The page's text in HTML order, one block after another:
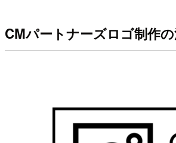
CMパートナーズロゴ制作